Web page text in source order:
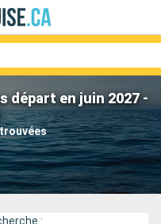
départ en juin 2027 -
Compagnies
: